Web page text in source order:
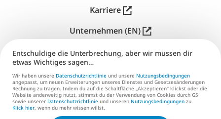
Karriere
Unternehmen (EN)
Herausgeber (EN)
Support
Kontaktiere uns (EN)
Entschuldige die Unterbrechung, aber wir müssen dir
etwas Wichtiges sagen…
Wir haben unsere Datenschutzrichtlinie und unsere Nutzungsbedingungen
angepasst, um neuen Erweiterungen unseres Dienstes und Gesetzesänderungen
Rechnung zu tragen. Indem du auf die Schaltfläche „Akzeptieren“ klickst oder die
Website anderweitig nutzt, stimmst du der Verwendung von Cookies durch G5
sowie unserer Datenschutzrichtlinie und unseren Nutzungsbedingungen zu.
Klick hier, wenn du mehr wissen willst.